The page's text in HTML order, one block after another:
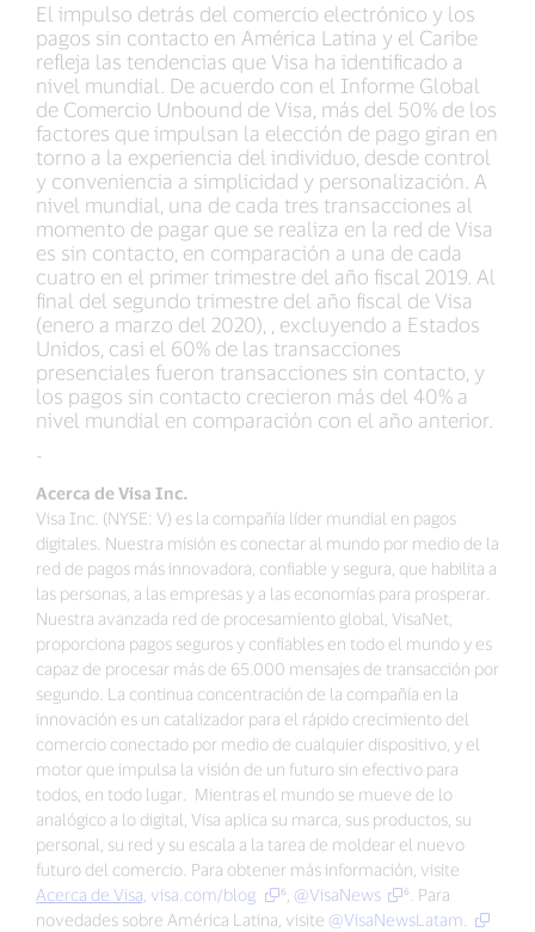
El impulso detrás del comercio electrónico y los
pagos sin contacto en América Latina y el Caribe
refleja las tendencias que Visa ha identificado a
nivel mundial. De acuerdo con el Informe Global
de Comercio Unbound de Visa, más del 50% de los
factores que impulsan la elección de pago giran en
torno a la experiencia del individuo, desde control
y conveniencia a simplicidad y personalización. A
nivel mundial, una de cada tres transacciones al
momento de pagar que se realiza en la red de Visa
es sin contacto, en comparación a una de cada
cuatro en el primer trimestre del año fiscal 2019. Al
final del segundo trimestre del año fiscal de Visa
(enero a marzo del 2020), , excluyendo a Estados
Unidos, casi el 60% de las transacciones
presenciales fueron transacciones sin contacto, y
los pagos sin contacto crecieron más del 40% a
nivel mundial en comparación con el año anterior.
-
Acerca de Visa Inc.
Visa Inc. (NYSE: V) es la compañía líder mundial en pagos
digitales. Nuestra misión es conectar al mundo por medio de la
red de pagos más innovadora, confiable y segura, que habilita a
las personas, a las empresas y a las economías para prosperar.
Nuestra avanzada red de procesamiento global, VisaNet,
proporciona pagos seguros y confiables en todo el mundo y es
capaz de procesar más de 65.000 mensajes de transacción por
segundo. La continua concentración de la compañía en la
innovación es un catalizador para el rápido crecimiento del
comercio conectado por medio de cualquier dispositivo, y el
motor que impulsa la visión de un futuro sin efectivo para
todos, en todo lugar. Mientras el mundo se mueve de lo
analógico a lo digital, Visa aplica su marca, sus productos, su
personal, su red y su escala a la tarea de moldear el nuevo
futuro del comercio. Para obtener más información, visite
Acerca de Visa, visa.com/blog ⁶, @VisaNews
⁶. Para
novedades sobre América Latina, visite @VisaNewsLatam.